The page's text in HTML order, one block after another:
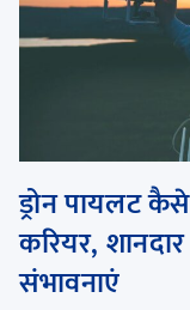
ड्रोन पायलट
करियर,
संभावनाएं